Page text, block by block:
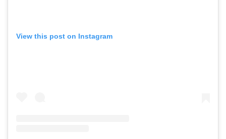
View this post on Instagram